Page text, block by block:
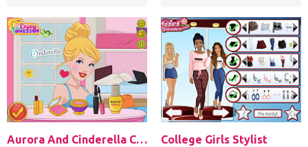
Aurora And Cinderella College Girls College Girls Stylist